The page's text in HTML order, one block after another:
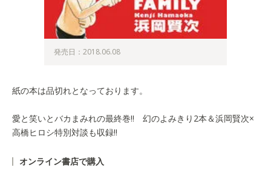
発売日：2018.06.08
紙の本は品切れとなっております。
愛と笑いとバカまみれの最終巻!! 幻のよみきり2本＆浜岡賢次×
高橋ヒロシ特別対談も収録!!
オンライン書店で購入